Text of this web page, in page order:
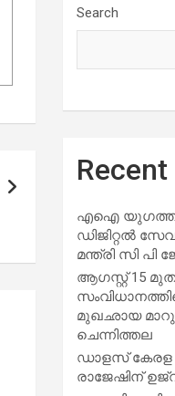
Search
എഐ
ഡിജിറ്റൽ
മന്ത്രി സി
ആഗസ്റ്റ് 15
മുഖഛായ
ചെന്നിത്തല
ഡാളസ് കേരള
രാജേഷിന്